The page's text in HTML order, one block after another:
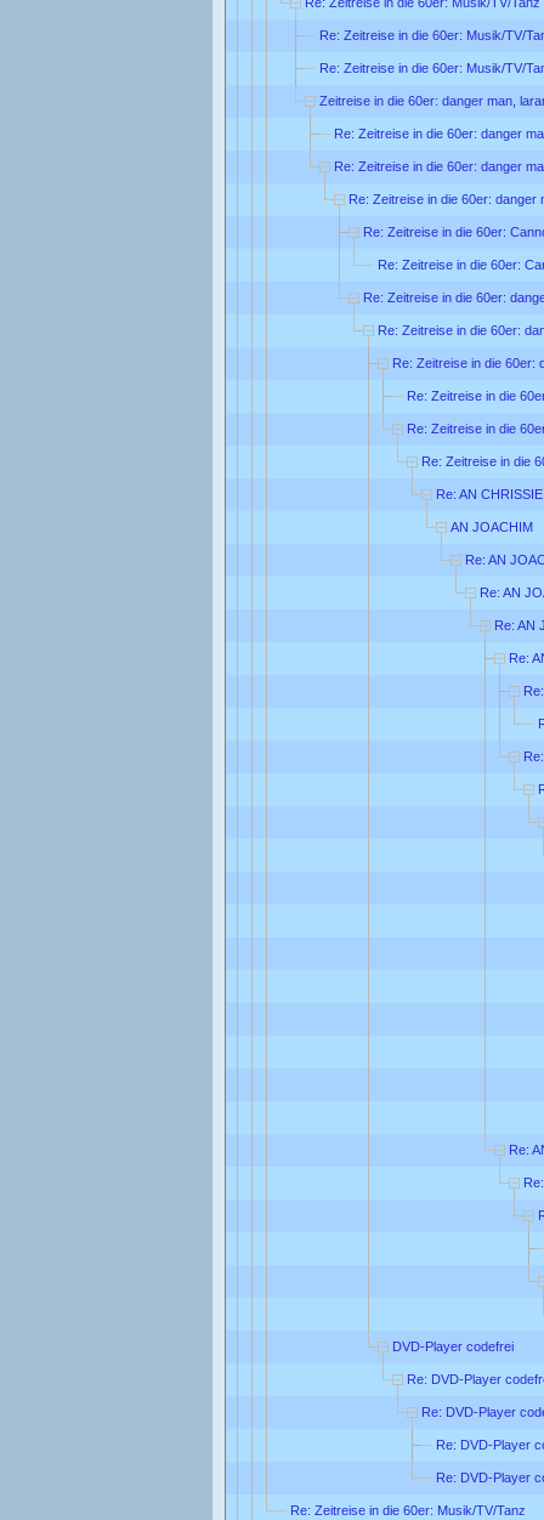
Re: Zeitreise in die 60er: Musik/TV/
Re: Zeitreise in die 60er: Musik/TV/
Zeitreise in die 60er: danger man,
Re: Zeitreise in die 60er: danger
Re: Zeitreise in die 60er: danger
Re: Zeitreise in die 60er: danger
Re: Zeitreise in die 60er:
Re: Zeitreise in die 60er:
Re: Zeitreise in die 60er:
Re: Zeitreise in die 60er:
Re: Zeitreise in die 60er:
Re: Zeitreise in die
Re: Zeitreise in die
Re: Zeitreise in die
Re: AN CHRISSIE
AN JOACHIM
Re: AN
Re: AN
Re: AN
Re:
Re:
DVD-Player codefrei
Re: DVD-Player
Re: DVD-Player
Re: DVD-Player
Re: DVD-Player
Re: Zeitreise in die 60er: Musik/TV/Tanz